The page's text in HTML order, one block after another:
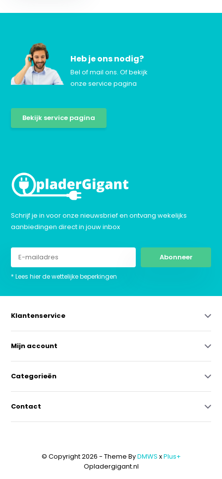
Heb je ons nodig?
Bel of mail ons. Of bekijk
onze service pagina
Bekijk service pagina
Schrijf je in voor onze nieuwsbrief en ontvang wekelijks
aanbiedingen direct in jouw inbox
Abonneer
* Lees hier de wettelijke beperkingen
Klantenservice
Mijn account
Categorieën
Contact
© Copyright 2026 - Theme ByDMWS xPlus+
Opladergigant.nl